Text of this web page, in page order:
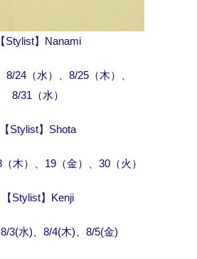
【Stylist】Nanami
8/24（水）、8/25（木）、
8/31（水）
【Stylist】Shota
木）、19（金）、30（火）
【Stylist】Kenji
3(水)、8/4(木)、8/5(金)